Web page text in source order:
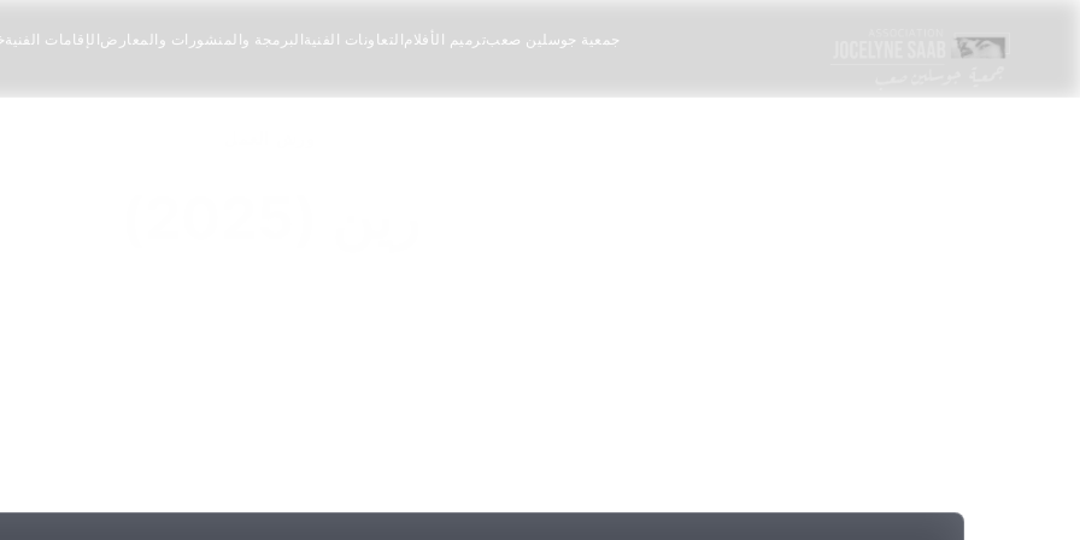
جمعية جوسلين صعبترميم الأفلام التعاونات الفنية البرمجة والمنشورات والمعارض الإقامات الفنية